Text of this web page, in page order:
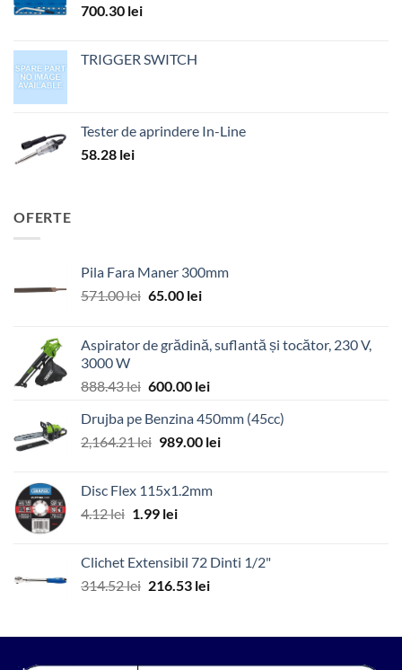
700.30 lei
TRIGGER SWITCH
Tester de aprindere In-Line
58.28 lei
OFERTE
Pila Fara Maner 300mm
571.00lei Prețul
fost:
65.00 leiPrețul
65.00 lei.
Aspirator de grădină, suflantă și tocător, 230 V,
3000 W
888.43lei Prețul
a
fost:
600.00 leiPrețul
este:
600.00 lei.
Drujba pe Benzina 450mm (45cc)
2,164.21lei Prețul
fost:
2,164.21 lei.
989.00 leiPrețul
Disc Flex 115x1.2mm
4.12lei Prețul
fost:
4.12 lei.
1.99 leiPrețul
1.99 lei.
Clichet Extensibil 72 Dinti 1/2"
314.52lei Prețul
fost:
216.53 leiPrețul
216.53 lei.